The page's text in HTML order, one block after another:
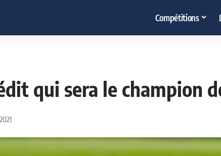
Compétitions
qui sera le champion